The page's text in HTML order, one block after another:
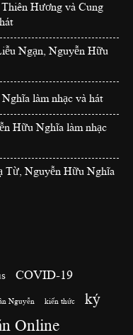
Hương và Cung
Ngạn, Nguyễn Hữu
làm nhạc và hát
Hữu Nghĩa làm nhạc
Từ, Nguyễn Hữu Nghĩa
COVID-19
Nguyễn kiến thức ký
Online